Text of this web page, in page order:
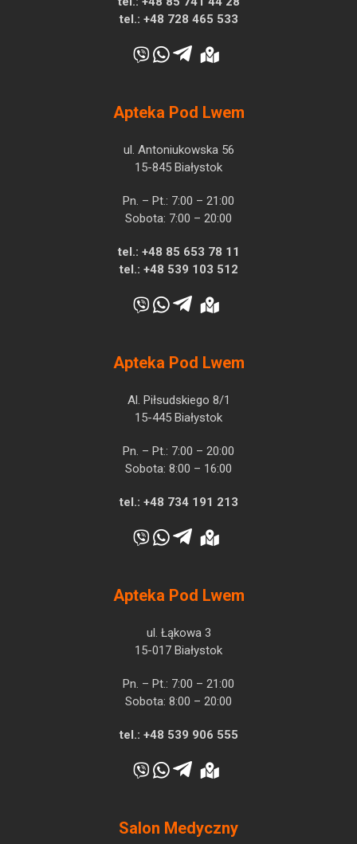
tel.: +48 728 465 533
Apteka Pod Lwem
ul. Antoniukowska 56
15-845 Białystok
Pn. – Pt.: 7:00 – 21:00
Sobota: 7:00 – 20:00
tel.: +48 85 653 78 11
tel.: +48 539 103 512
Apteka Pod Lwem
Al. Piłsudskiego 8/1
15-445 Białystok
Pn. – Pt.: 7:00 – 20:00
Sobota: 8:00 – 16:00
tel.: +48 734 191 213
Apteka Pod Lwem
ul. Łąkowa 3
15-017 Białystok
Pn. – Pt.: 7:00 – 21:00
Sobota: 8:00 – 20:00
tel.: +48 539 906 555
Salon Medyczny